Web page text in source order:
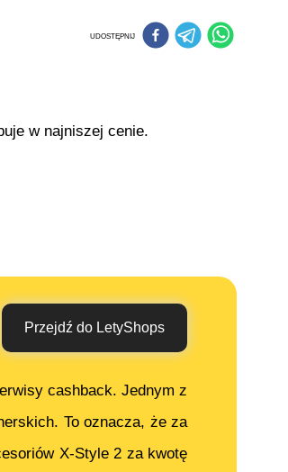
UDOSTĘPNIJ
w najniszej cenie.
Przejdź do LetyShops
cashback. Jednym z
To oznacza, że za
X-Style 2 za kwotę